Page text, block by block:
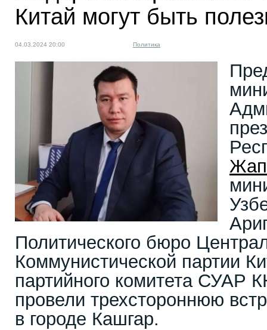
Китай могут быть
04.03.2024 20:00 Политика
Политического бюро
Коммунистической партии
партийного комитета СУАР
провели трехстороннюю
в городе Кашгар.